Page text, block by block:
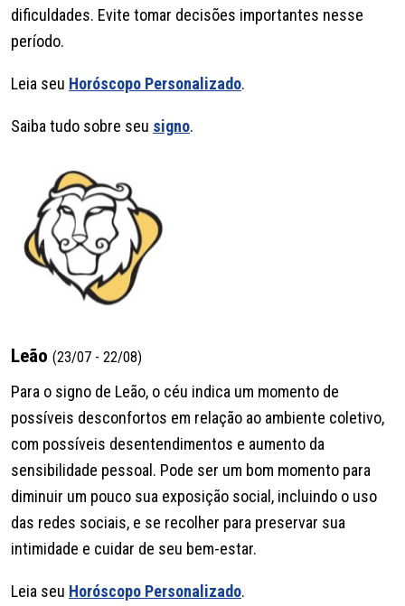
dificuldades. Evite tomar decisões importantes nesse
período.
Leia seu Horóscopo Personalizado.
Saiba tudo sobre seu signo.
Leão (23/07 - 22/08)
Para o signo de Leão, o céu indica um momento de
possíveis desconfortos em relação ao ambiente coletivo,
com possíveis desentendimentos e aumento da
sensibilidade pessoal. Pode ser um bom momento para
diminuir um pouco sua exposição social, incluindo o uso
das redes sociais, e se recolher para preservar sua
intimidade e cuidar de seu bem-estar.
Leia seu Horóscopo Personalizado.